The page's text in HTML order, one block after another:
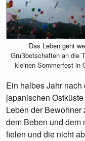
Das Leben geht
Grußbotschaften an die
kleinen Sommerfest in
Ein halbes Jahr
japanischen
Leben der
dem Beben und dem
fielen und die nicht